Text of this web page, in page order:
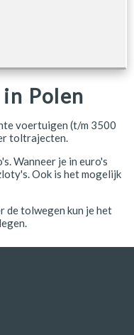
Polen
voertuigen (t/m 3500
toltrajecten.
Wanneer je in euro's
Ook is het mogelijk
de tolwegen kun je het